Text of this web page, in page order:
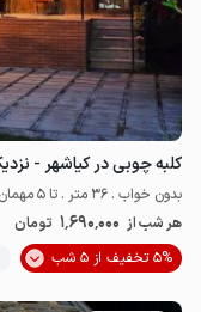
کلبه چوبی در کیاشهر -
بدون خواب . 36 متر . تا 5 مهمان
هر شب از 1٬690٬000 تومان
5% تخفیف از 5 شب